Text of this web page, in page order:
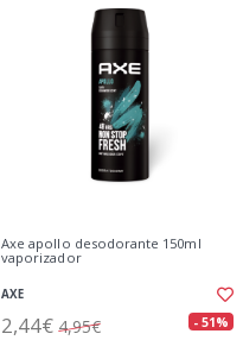
Axe apollo desodorante 150ml
vaporizador
AXE
2,44€ 4,95€ - 51%